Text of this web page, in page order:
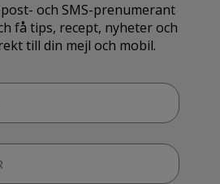
och SMS-prenumerant
få tips, recept, nyheter och
till din mejl och mobil.